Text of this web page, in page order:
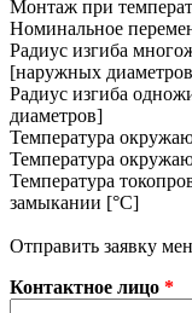
Монтаж при
Номинальное
Радиус изгиба
[наружных
Радиус изгиба
диаметров]
Температура
Температура
Температура
замыкании [°С]
Отправить заявку
Контактное лицо *